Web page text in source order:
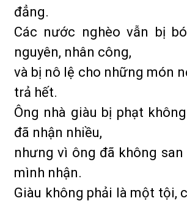
đẳng.
Các nước nghèo vẫn bị
nguyên, nhân công,
và bị nô lệ cho những món
trả hết.
Ông nhà giàu bị phạt
đã nhận nhiều,
nhưng vì ông đã không
mình nhận.
Giàu không phải là một tội,